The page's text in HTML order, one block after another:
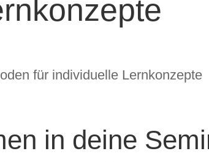
in deine